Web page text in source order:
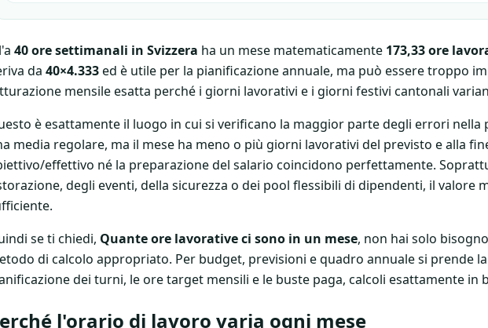
40 ore settimanali in Svizzera ha un mese matematicamente 173,33 ore
da 40×4.333ed è utile per la pianificazione annuale, ma può essere troppo
mensile esatta perché i giorni lavorativi e i giorni festivi cantonali
è esattamente il luogo in cui si verificano la maggior parte degli errori nella
media regolare, ma il mese ha meno o più giorni lavorativi del previsto e alla
effettivo né la preparazione del salario coincidono perfettamente.
degli eventi, della sicurezza o dei pool flessibili di dipendenti, il valore
se ti chiedi, Quante ore lavorative ci sono in un mese, non hai solo
di calcolo appropriato. Per budget, previsioni e quadro annuale si prende
dei turni, le ore target mensili e le buste paga, calcoli esattamente in
l'orario di lavoro varia ogni mese